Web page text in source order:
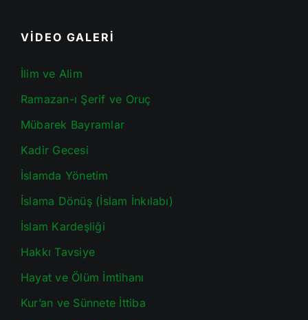
VİDEO GALERİ
İlim ve Alim
Ramazan-ı Şerif ve Oruç
Mübarek Bayramlar
Kadir Gecesi
İslamda Yönetim
İslama Dönüş (İslam İnkılabı)
İslam Kardeşliği
Hakkı Tavsiye
Hayat ve Ölüm İmtihanı
Kur’an ve Sünnete İttiba